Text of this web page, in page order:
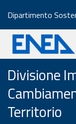
contenuto
principale
Dipartimento
Divisione
Territorio